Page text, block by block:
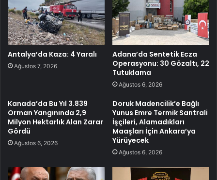
Antalya’da Kaza: 4 Yaralı
Ağustos 7, 2026
Adana’da Sentetik Ecza
Operasyonu: 30 Gözaltı, 22
Tutuklama
Ağustos 6, 2026
Kanada’da Bu Yıl 3.839
Orman Yangınında 2,9
Milyon Hektarlık Alan Zarar
Gördü
Ağustos 6, 2026
Doruk Madencilik’e Bağlı
Yunus Emre Termik Santrali
İşçileri, Alamadıkları
Maaşları İçin Ankara’ya
Yürüyecek
Ağustos 6, 2026